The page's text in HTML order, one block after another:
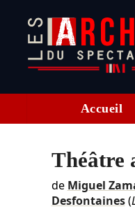
Accueil
Théâtre
de Miguel
Desfontaines(